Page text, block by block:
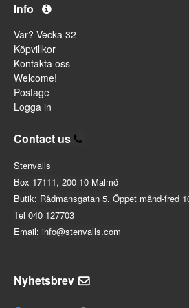
Info
Var? Vecka 32
Köpvillkor
Kontakta oss
Welcome!
Postage
Logga in
Contact us
Stenvalls
Box 17111, 200 10 Malmö
Butik: Rådmansgatan 5. Öppet månd-fred
Tel 040 127703
Email: info@stenvalls.com
Nyhetsbrev